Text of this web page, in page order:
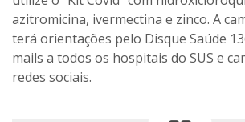
azitromicina, ivermectina e zinco. A
terá orientações pelo Disque Saúde
mails a todos os hospitais do SUS e
redes sociais.